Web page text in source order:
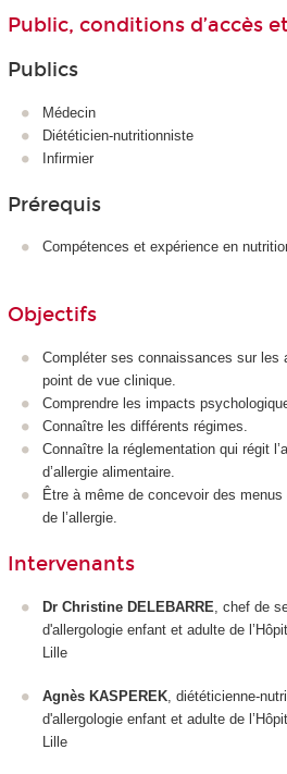
Public, conditions d’accès
Publics
Médecin
Diététicien-nutritionniste
Infirmier
Prérequis
Compétences et expérience en
Objectifs
Compléter ses connaissances sur les
point de vue clinique.
Comprendre les impacts
Connaître les différents régimes.
Connaître la réglementation qui régit
d’allergie alimentaire.
Être à même de concevoir des
de l’allergie.
Intervenants
Dr Christine DELEBARRE , chef de
d'allergologie enfant et adulte de
Lille
Agnès KASPEREK, diététicienne-
d'allergologie enfant et adulte de
Lille